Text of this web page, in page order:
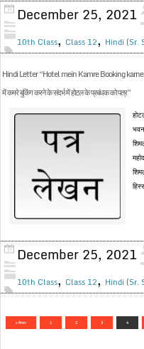
December 25, 2021
10th Class, Class 12, Hindi (Sr.
Hindi Letter “Hotel mein Kamre Booking
में कमरे बुकिंग करने के संदर्भ में होटल के प्रबंधक को पत्र”
December 25, 2021
10th Class, Class 12, Hindi (Sr.
« Prev 1 2 3 4